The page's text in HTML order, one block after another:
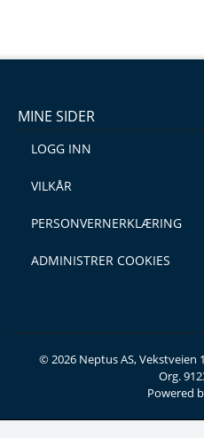
MINE SIDER
LOGG INN
VILKÅR
PERSONVERNERKLÆRING
ADMINISTRER COOKIES
© 2026 Neptus AS, Vekstveien
Org.
Powered